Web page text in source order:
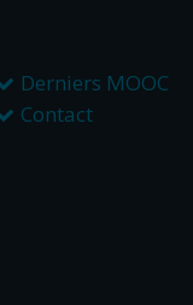
Derniers MOOC
Contact